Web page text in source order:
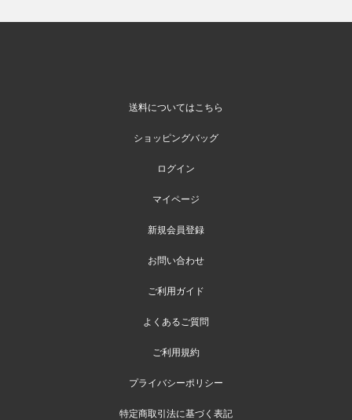
送料についてはこちら
ショッピングバッグ
ログイン
マイページ
新規会員登録
お問い合わせ
ご利用ガイド
よくあるご質問
ご利用規約
プライバシーポリシー
特定商取引法に基づく表記